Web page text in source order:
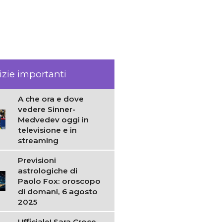
importanti
A che ora e dove
vedere Sinner-
Medvedev oggi in
televisione e in
streaming
Previsioni
astrologiche di
Paolo Fox: oroscopo
di domani, 6 agosto
2025